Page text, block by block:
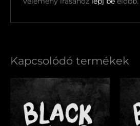
Kapcsolódó termékek
Americano
mennyiség